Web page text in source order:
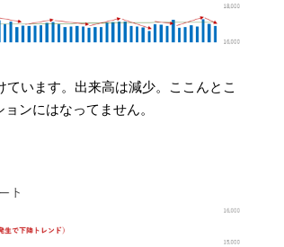
います。出来高は減少。ここんとこ
ンにはなってません。